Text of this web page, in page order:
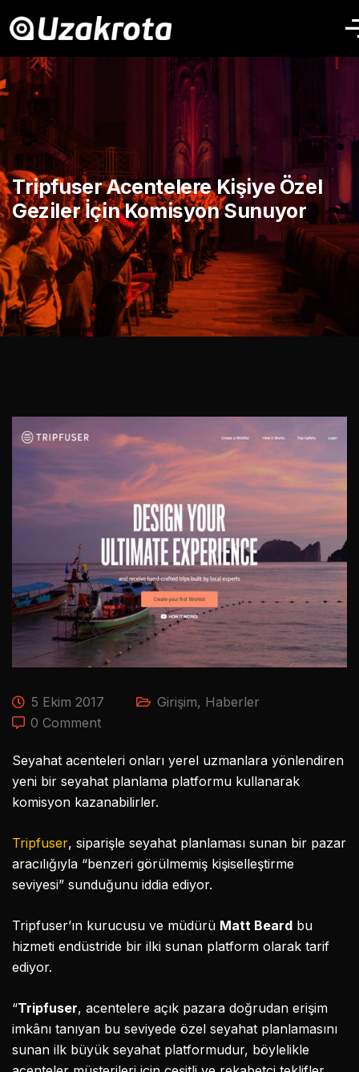
Tripfuser Acentelere Kişiye Özel
Geziler İçin Komisyon Sunuyor
5 Ekim 2017 Girişim, Haberler
0 Comment
Seyahat acenteleri onları yerel uzmanlara yönlendiren
yeni bir seyahat planlama platformu kullanarak
komisyon kazanabilirler.
Tripfuser, siparişle seyahat planlaması sunan bir pazar
aracılığıyla “benzeri görülmemiş kişiselleştirme
seviyesi” sunduğunu iddia ediyor.
Tripfuser’ın kurucusu ve müdürü Matt Beard bu
hizmeti endüstride bir ilki sunan platform olarak tarif
ediyor.
“Tripfuser, acentelere açık pazara doğrudan erişim
imkânı tanıyan bu seviyede özel seyahat planlamasını
sunan ilk büyük seyahat platformudur, böylelikle